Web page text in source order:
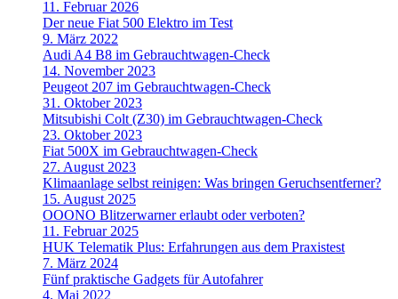
11. Februar 2026
Der neue Fiat 500 Elektro im Test
9. März 2022
Audi A4 B8 im Gebrauchtwagen-Check
14. November 2023
Peugeot 207 im Gebrauchtwagen-Check
31. Oktober 2023
Mitsubishi Colt (Z30) im Gebrauchtwagen-Check
23. Oktober 2023
Fiat 500X im Gebrauchtwagen-Check
27. August 2023
Klimaanlage selbst reinigen: Was bringen Geruchsentferner?
15. August 2025
OOONO Blitzerwarner erlaubt oder verboten?
11. Februar 2025
HUK Telematik Plus: Erfahrungen aus dem Praxistest
7. März 2024
Fünf praktische Gadgets für Autofahrer
4. Mai 2022